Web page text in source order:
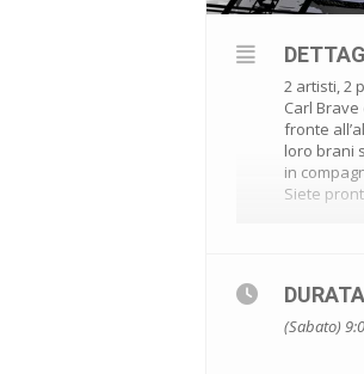
2 artisti, 2
Carl
fronte
loro brani
in
Siete
https://
DURATA
(Sabato)